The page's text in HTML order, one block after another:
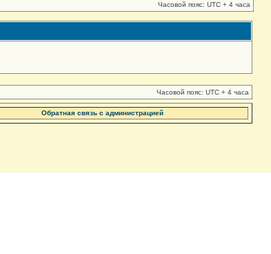
Часовой пояс: UTC + 4 часа
Часовой пояс: UTC + 4 часа
Обратная связь с администрацией